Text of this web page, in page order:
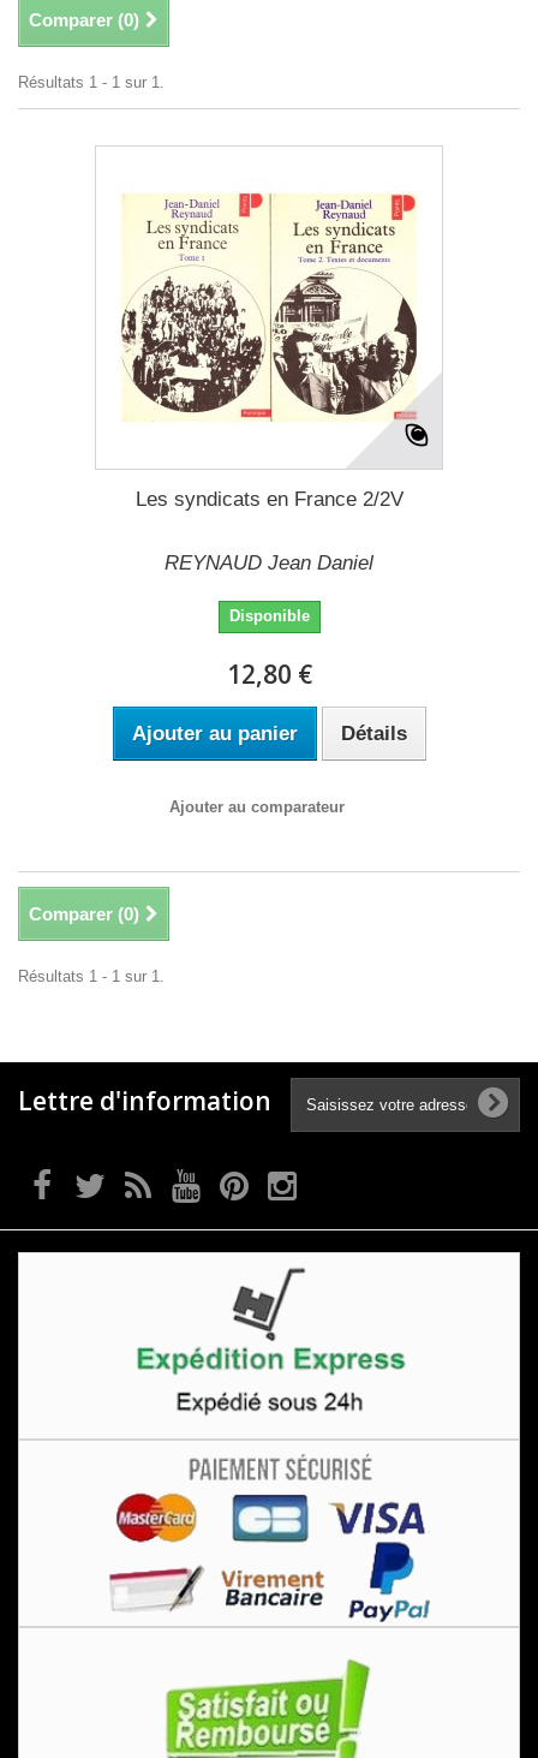
Comparer (0)
Résultats 1 - 1 sur 1.
Les syndicats en France 2/2V
REYNAUD Jean Daniel
Disponible
12,80 €
Ajouter au panier Détails
Ajouter au comparateur
Comparer (0)
Résultats 1 - 1 sur 1.
Lettre d'information